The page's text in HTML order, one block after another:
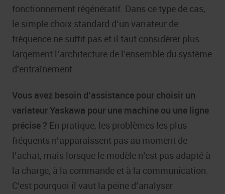
fonctionnement régénératif. Dans ce type de cas,
le simple choix standard d’un variateur de
fréquence ne suffit pas et il faut considérer plus
largement l’architecture de l’ensemble du système
d’entraînement.
Vous avez besoin d’assistance pour choisir un
variateur Yaskawa pour une machine ou une ligne
précise ? En pratique, les problèmes les plus
fréquents n’apparaissent pas au moment de
l’achat, mais lorsque le modèle n’est pas adapté à
la charge, à la commande et à la communication.
C’est pourquoi il vaut la peine d’analyser